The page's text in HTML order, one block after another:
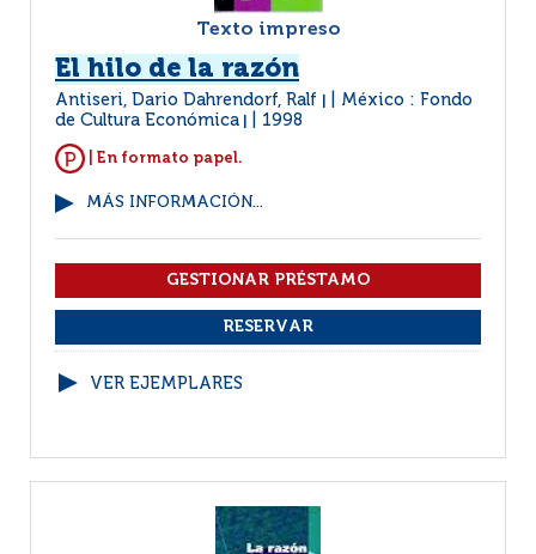
Texto impreso
El hilo de la razón
Antiseri, Dario Dahrendorf, Ralf
México : Fondo
de Cultura Económica
1998
| En formato papel.
MÁS INFORMACIÓN...
VER EJEMPLARES